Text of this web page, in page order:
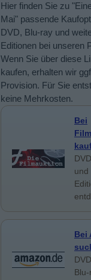
Hier finden Sie zu
Mai" passende
DVD, Blu-ray und
Editionen bei unseren
Wenn Sie über diese
kaufen, erhalten wir
Provision. Für Sie
keine Mehrkosten.
Bei
und
Bei